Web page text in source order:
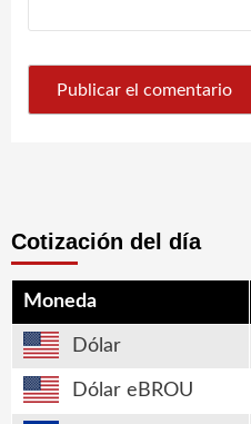
Cotización del día
Moneda
Dólar
Dólar eBROU